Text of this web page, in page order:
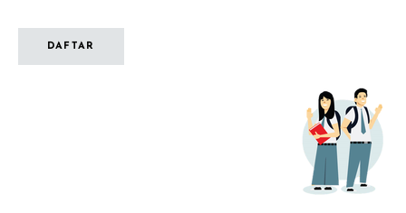
DAFTAR